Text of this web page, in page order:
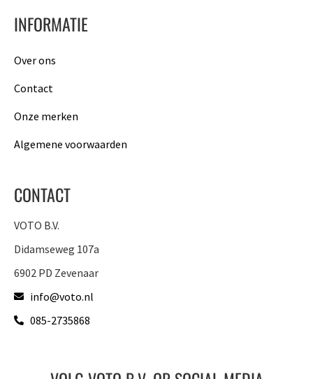
INFORMATIE
Over ons
Contact
Onze merken
Algemene voorwaarden
CONTACT
VOTO B.V.
Didamseweg 107a
6902 PD Zevenaar
info@voto.nl
085-2735868